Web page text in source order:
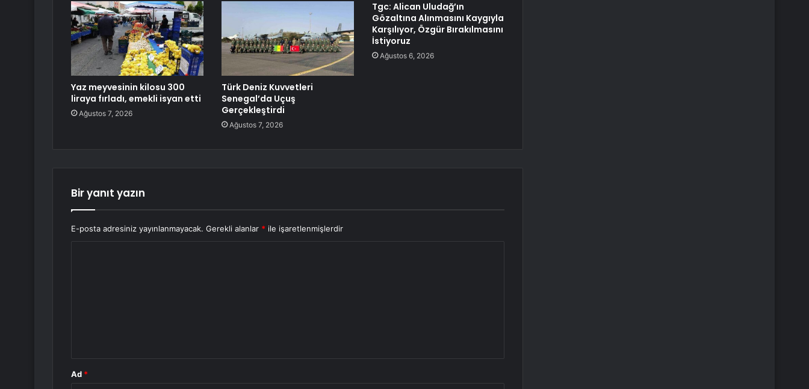
Yaz meyvesinin kilosu 300
liraya fırladı, emekli isyan etti
Ağustos 7, 2026
Türk Deniz Kuvvetleri
Senegal’da Uçuş
Gerçekleştirdi
Ağustos 7, 2026
Tgc: Alican Uludağ’ın
Gözaltına Alınmasını Kaygıyla
Karşılıyor, Özgür Bırakılmasını
İstiyoruz
Ağustos 6, 2026
Bir yanıt yazın
E-posta adresiniz yayınlanmayacak. Gerekli alanlar * ile işaretlenmişlerdir
Ad *